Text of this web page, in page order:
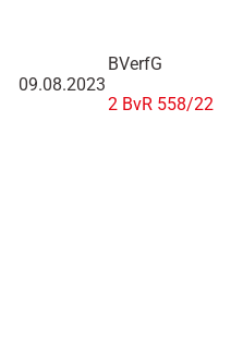
09.08.2023
BVerfG
2 BvR 558/22